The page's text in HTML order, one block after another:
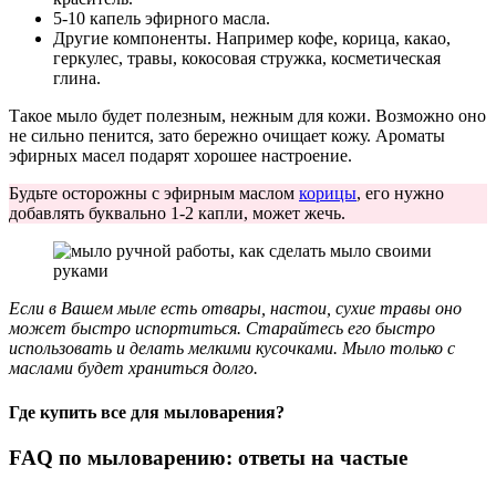
5-10 капель эфирного масла.
Другие компоненты. Например кофе, корица, какао,
геркулес, травы, кокосовая стружка, косметическая
глина.
Такое мыло будет полезным, нежным для кожи. Возможно оно
не сильно пенится, зато бережно очищает кожу. Ароматы
эфирных масел подарят хорошее настроение.
Будьте осторожны с эфирным маслом корицы, его нужно
добавлять буквально 1-2 капли, может жечь.
Если в Вашем мыле есть отвары, настои, сухие травы оно
может быстро испортиться. Старайтесь его быстро
использовать и делать мелкими кусочками. Мыло только с
маслами будет храниться долго.
Где купить все для мыловарения?
FAQ по мыловарению: ответы на частые